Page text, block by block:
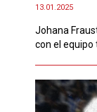
13.01.2025
Johana
con el equipo